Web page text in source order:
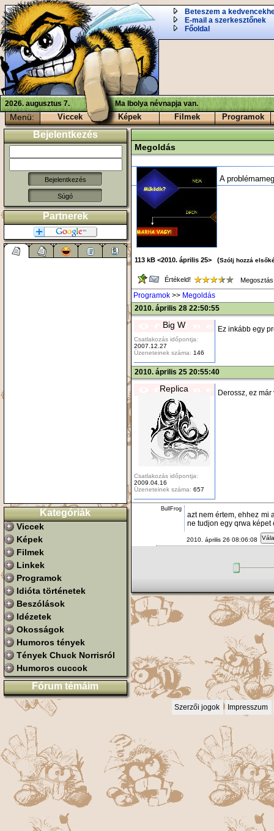
Beteszem a
E-mail a szerkesztőnek
Főoldal
2026. augusztus 7. Ma Ibolya névnapja van.
Menü: Viccek Képek Filmek Programok
Bejelentkezés
Súgó
Partnerek
Kategóriák
Viccek
Képek
Filmek
Linkek
Programok
Idióta történetek
Beszólások
Idézetek
Okosságok
Humoros tények
Tények Chuck Norrisról
Humoros cuccok
Fórum témáim
Megoldás
A
113 kB <2010. április 25> (Szólj hozzá
Értékeld!
Programok >> Megoldás
2010. április 28 22:50:55
Big W
Csatlakozás időpontja:
2007.12.27
Üzeneteinek száma: 146
Ez inkább egy
2010. április 25 20:55:40
Replica
Csatlakozás időpontja:
2009.04.16
Üzeneteinek száma: 657
Derossz, ez
BullFrog
azt nem értem, ehhez mi
ne tudjon egy qrwa képet
2010. április 26 08:06:08
Szerzői jogok Impresszum